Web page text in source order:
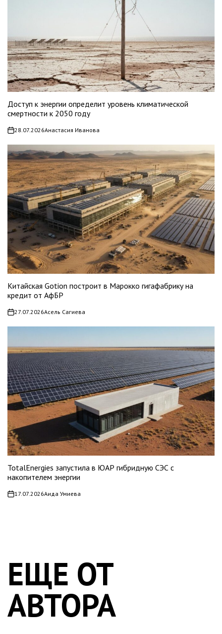
Доступ к энергии определит уровень климатической
смертности к 2050 году
on28.07.2026Анастасия Иванова
Китайская Gotion построит в Марокко гигафабрику на
кредит от АфБР
on27.07.2026Асель Сагиева
TotalEnergies запустила в ЮАР гибридную СЭС с
накопителем энергии
on17.07.2026Аида Умиева
ЕЩЕ ОТ
АВТОРА